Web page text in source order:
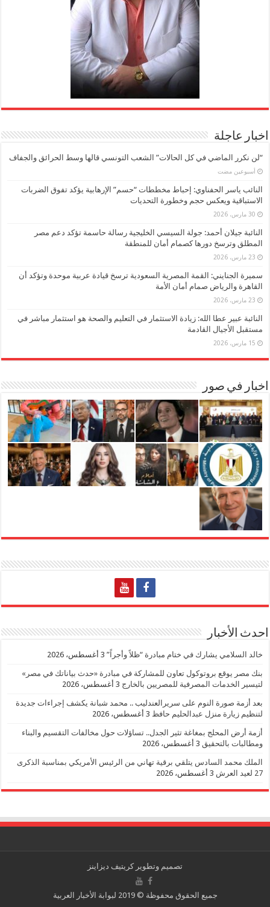
اخبار عاجلة
“لن نكرر الماضي في كل الحالات” الشعب التونسي قالها وسط الحرائق والجفاف
‏أسبوعين مضت
النائب ياسر الحفناوي: إحباط مخططات “حسم” الإرهابية يؤكد تفوق الضربات
الاستباقية ويعكس حجم وخطورة التحديات
30 مارس، 2026
النائبة جيلان أحمد: جولة السيسي الخليجية رسالة حاسمة تؤكد دعم مصر
المطلق وترسخ دورها كصمام أمان للمنطقة
23 مارس، 2026
سميرة الجنايني: القمة المصرية السعودية ترسخ قيادة عربية موحدة وتؤكد أن
القاهرة والرياض صمام أمان الأمة
23 مارس، 2026
النائبة عبير عطا الله: زيادة الاستثمار في التعليم والصحة هو استثمار مباشر في
مستقبل الأجيال القادمة
15 مارس، 2026
اخبار في صور
احدث الأخبار
خالد السلامي يشارك في ختام مبادرة “ظلاً وأجراً” 3 أغسطس، 2026
بنك مصر يوقع بروتوكول تعاون للمشاركة في مبادرة «حدث بياناتك في مصر»
لتيسير الخدمات المصرفية للمصريين بالخارج 3 أغسطس، 2026
بعد أزمة صورة النوم على سريرالعندليب .. محمد شبانة يكشف إجراءات جديدة
لتنظيم زيارة منزل عبدالحليم حافظ 3 أغسطس، 2026
أزمة أرض المحلج بمغاغة تثير الجدل.. تساؤلات حول مخالفات التقسيم والبناء
ومطالبات بالتحقيق 3 أغسطس، 2026
الملك محمد السادس يتلقي برقية تهاني من الرئيس الأمريكي بمناسبة الذكرى
27 لعيد العرش
3 أغسطس، 2026
تصميم وتطويركريتيف ديزاينز
جميع الحقوق محفوظة © 2019 لبوابة الأخبار العربية